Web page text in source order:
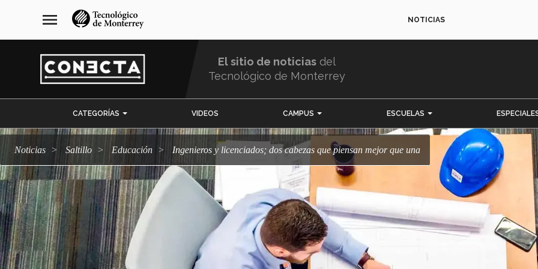
navegación
principal
menu NOTICIAS
El sitio de noticias del
Tecnológico de Monterrey
CATEGORÍAS VIDEOS CAMPUS ESCUELAS
Noticias Saltillo Educación Ingenieros y licenciados; dos cabezas que piensan mejor que una